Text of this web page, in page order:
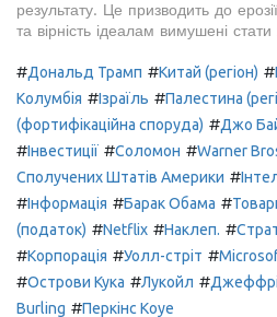
результату. Це призводить до
та вірність ідеалам вимушені
#Дональд Трамп #Китай (регіон) #
Колумбія #Ізраїль #Палестина
(фортифікаційна споруда) #Джо
#Інвестиції #Соломон #Warner
Сполучених Штатів Америки #
#Інформація #Барак Обама #
(податок) #Netflix #Наклеп. #
#Корпорація #Уолл-стріт #
#Острови Кука #Лукойл #
Burling #Перкінс Коуе